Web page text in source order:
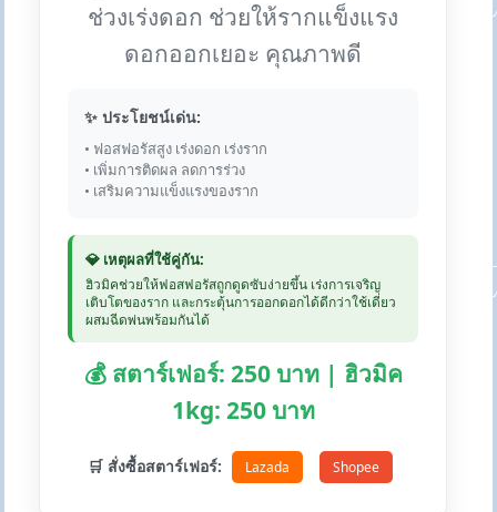
ช่วงเร่งดอก ช่วยให้รากแข็งแรง
ดอกออกเยอะ คุณภาพดี
✨ ประโยชน์เด่น:
• ฟอสฟอรัสสูง เร่งดอก เร่งราก
• เพิ่มการติดผล ลดการร่วง
• เสริมความแข็งแรงของราก
💎 เหตุผลที่ใช้คู่กัน:
ฮิวมิคช่วยให้ฟอสฟอรัสถูกดูดซับง่ายขึ้น เร่งการเจริญ
เติบโตของราก และกระตุ้นการออกดอกได้ดีกว่าใช้เดี่ยว
ผสมฉีดพ่นพร้อมกันได้
💰 สตาร์เฟอร์: 250 บาท | ฮิวมิค
1kg: 250 บาท
🛒 สั่งซื้อสตาร์เฟอร์: Lazada Shopee